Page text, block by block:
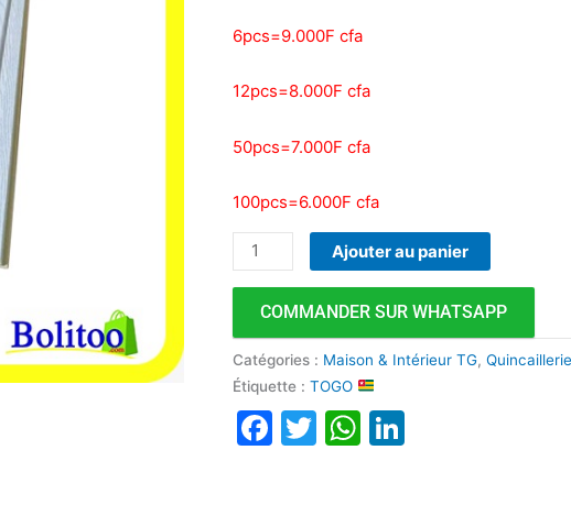
6pcs=9.000F cfa
12pcs=8.000F cfa
50pcs=7.000F cfa
100pcs=6.000F cfa
Ajouter au panier
COMMANDER SUR WHATSAPP
Catégories : Maison & Intérieur TG,
Étiquette :TOGO
Facebook
TwitterWhatsApp